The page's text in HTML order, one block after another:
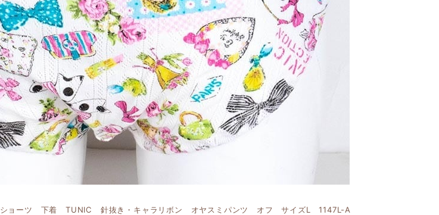
ショーツ 下着 TUNIC 針抜き・キャラリボン オヤスミパンツ オフ サイズL 1147L-A